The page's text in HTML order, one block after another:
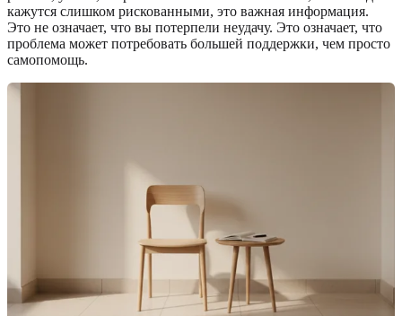
кажутся слишком рискованными, это важная информация.
Это не означает, что вы потерпели неудачу. Это означает, что
проблема может потребовать большей поддержки, чем просто
самопомощь.